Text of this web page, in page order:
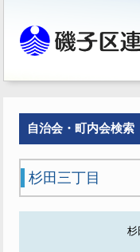
自治会・町内会検索
杉田三丁目
杉